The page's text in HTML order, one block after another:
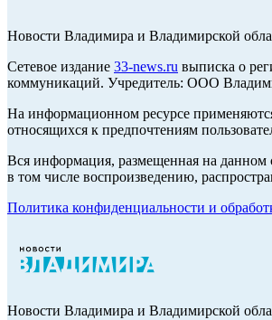
Новости Владимира и Владимирской
Cетевое издание 33-news.ru выписка о
коммуникаций. Учредитель: ООО
На информационном ресурсе
относящихся к предпочтениям
Вся информация, размещенная на данном
в том числе воспроизведению,
Политика конфиденциальности и
Новости Владимира и Владимирской